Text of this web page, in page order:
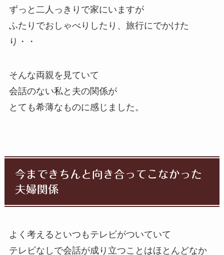
ずっと二人っきりで家にいますが
ふたりでおしゃべりしたり、旅行にでかけた
り・・
そんな両親を見ていて
会話のない私と夫の関係が
とても希薄なものに感じました。
今まできちんと向き合ってこなかった
夫婦関係
よく考えるといつもテレビがついていて
テレビなしで会話が成り立つことはほとんどなか